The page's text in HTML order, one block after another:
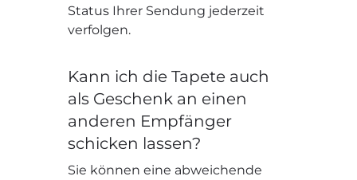
Status Ihrer Sendung jederzeit
verfolgen.
Kann ich die Tapete auch
als Geschenk an einen
anderen Empfänger
schicken lassen?
Sie können eine abweichende